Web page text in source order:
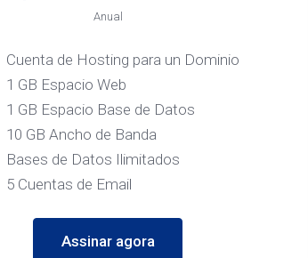
Anual
Cuenta de Hosting para un Dominio
1 GB Espacio Web
1 GB Espacio Base de Datos
10 GB Ancho de Banda
Bases de Datos Ilimitados
5 Cuentas de Email
Assinar agora